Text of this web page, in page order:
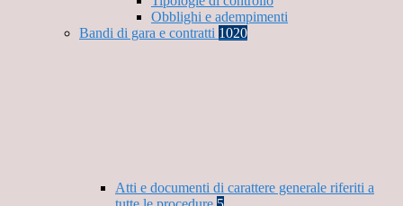
Obblighi e adempimenti
Bandi di gara e contratti 1020
Atti e documenti di carattere generale riferiti a